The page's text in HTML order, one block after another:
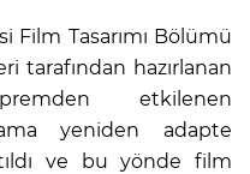
Film Tasarımı Bölümü
tarafından hazırlanan
etkilenen
yeniden adapte
ve bu yönde film